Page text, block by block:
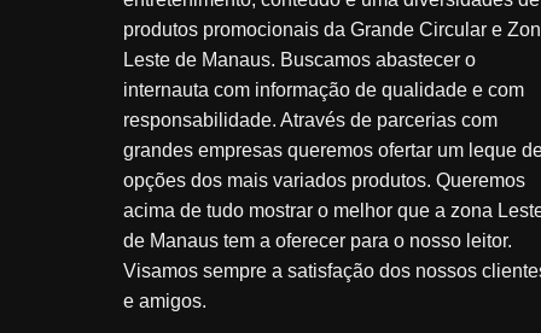
produtos promocionais da Grande Circular e
Leste de Manaus. Buscamos abastecer o
internauta com informação de qualidade e com
responsabilidade. Através de parcerias com
grandes empresas queremos ofertar um leque
opções dos mais variados produtos. Queremos
acima de tudo mostrar o melhor que a zona
de Manaus tem a oferecer para o nosso leitor.
Visamos sempre a satisfação dos nossos
e amigos.